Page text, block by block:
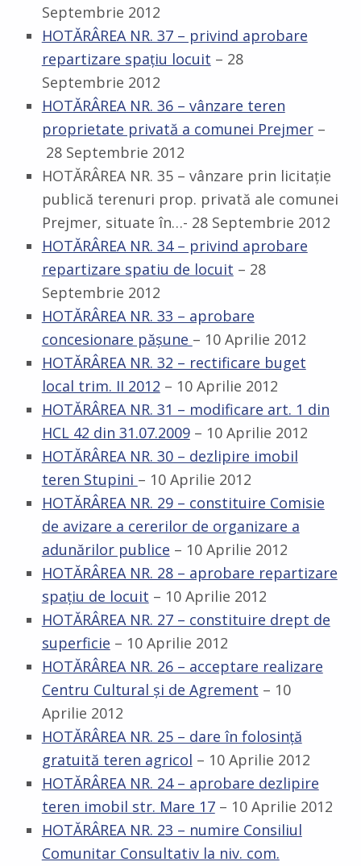
Septembrie 2012
HOTĂRÂREA NR. 37 – privind aprobare
repartizare spaţiu locuit – 28
Septembrie 2012
HOTĂRÂREA NR. 36 – vânzare teren
proprietate privată a comunei Prejmer–
28 Septembrie 2012
HOTĂRÂREA NR. 35 – vânzare prin licitaţie
publică terenuri prop. privată ale comunei
Prejmer, situate în…- 28 Septembrie 2012
HOTĂRÂREA NR. 34 – privind aprobare
repartizare spatiu de locuit – 28
Septembrie 2012
HOTĂRÂREA NR. 33 – aprobare
concesionare păşune – 10 Aprilie 2012
HOTĂRÂREA NR. 32 – rectificare buget
local trim. II 2012 – 10 Aprilie 2012
HOTĂRÂREA NR. 31 – modificare art. 1 din
HCL 42 din 31.07.2009– 10 Aprilie 2012
HOTĂRÂREA NR. 30 – dezlipire imobil
teren Stupini – 10 Aprilie 2012
HOTĂRÂREA NR. 29 – constituire Comisie
de avizare a cererilor de organizare a
adunărilor publice – 10 Aprilie 2012
HOTĂRÂREA NR. 28 – aprobare repartizare
spaţiu de locuit – 10 Aprilie 2012
HOTĂRÂREA NR. 27 – constituire drept de
superficie – 10 Aprilie 2012
HOTĂRÂREA NR. 26 – acceptare realizare
Centru Cultural şi de Agrement – 10
Aprilie 2012
HOTĂRÂREA NR. 25 – dare în folosinţă
gratuită teren agricol – 10 Aprilie 2012
HOTĂRÂREA NR. 24 – aprobare dezlipire
teren imobil str. Mare 17– 10 Aprilie 2012
HOTĂRÂREA NR. 23 – numire Consiliul
Comunitar Consultativ la niv. com.